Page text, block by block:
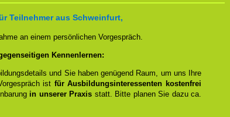
Teilnehmer aus Schweinfurt,
an einem persönlichen Vorgespräch.
Kennenlernen:
und Sie haben genügend Raum, um uns Ihre
ist für Ausbildungsinteressenten kostenfrei
in unserer Praxis statt. Bitte planen Sie dazu ca.